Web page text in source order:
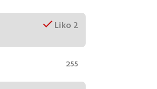
Liko 2
255